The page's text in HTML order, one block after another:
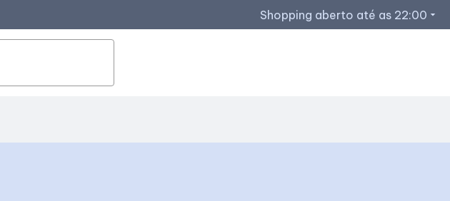
Shopping aberto até as 22:00 arrow_drop_down